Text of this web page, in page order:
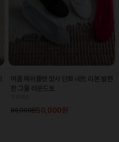
여름 메쉬플랫 망사 단화 네트 리본 발편
한 그물 라운드토
86,000원50,000원